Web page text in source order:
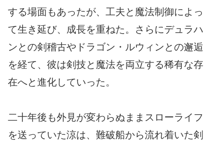
する場面もあったが、工夫と魔法制御によっ
て生き延び、成長を重ねた。さらにデュラハ
ンとの剣稽古やドラゴン・ルウィンとの邂逅
を経て、彼は剣技と魔法を両立する稀有な存
在へと進化していった。
二十年後も外見が変わらぬままスローライフ
を送っていた涼は、難破船から流れ着いた剣